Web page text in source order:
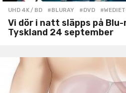
UHD 4K / BD #BLURAY ,#DVD ,
Vi dör i natt släpps på Blu-
Tyskland 24 september